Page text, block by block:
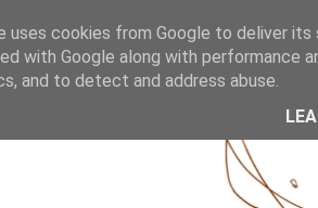
uses cookies from Google to deliver
with Google along with performance
and to detect and address abuse.